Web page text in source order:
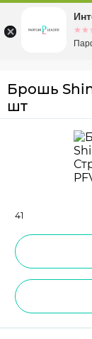
Брошь
шт
41